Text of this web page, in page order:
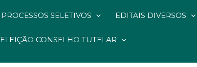
PROCESSOS SELETIVOS EDITAIS DIVERSOS
ELEIÇÃO CONSELHO TUTELAR